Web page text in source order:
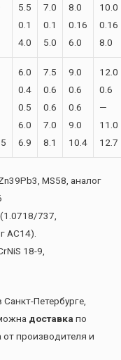
5.5
0.1
4.0
7.0
0.1
5.0
8.0
0.16
6.0
10.0
0.16
8.0
6.0
0.4
0.5
6.0
6.9
7.5
0.6
0.6
7.0
8.1
9.0
0.6
0.6
9.0
10.4
12.0
0.6
—
11.0
12.7
MS58, аналог
737,
АС14).
18-9,
Санкт-Петербурге,
доставка по
от производителя и